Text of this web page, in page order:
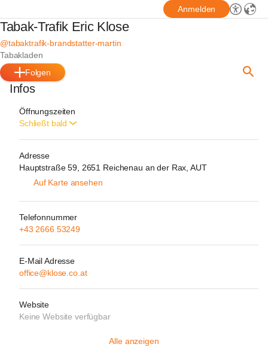
Anmelden
Tabak-Trafik Eric Klose
@tabaktrafik-brandstatter-martin
Tabakladen
Folgen
Infos
Öffnungszeiten
Schließt bald
Adresse
Hauptstraße 59, 2651 Reichenau an der Rax, AUT
Auf Karte ansehen
Telefonnummer
+43 2666 53249
E-Mail Adresse
office@klose.co.at
Website
Keine Website verfügbar
Alle anzeigen